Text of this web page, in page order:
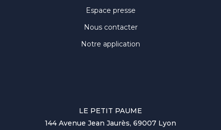
Espace presse
Nous contacter
Notre application
LE PETIT PAUME
144 Avenue Jean Jaurès, 69007 Lyon